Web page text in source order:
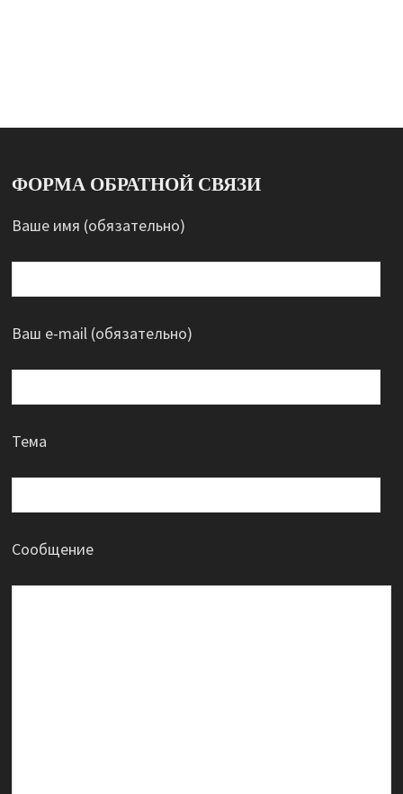
ФОРМА ОБРАТНОЙ СВЯЗИ
Ваше имя (обязательно)
Ваш e-mail (обязательно)
Тема
Сообщение